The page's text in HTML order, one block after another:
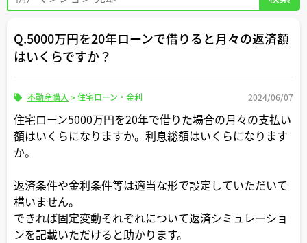
Q.5000万円を20年ローンで借りると月々の返済額
はいくらですか？
不動産購入 >住宅ローン・金利 2024/06/07
住宅ローン5000万円を20年で借りた場合の月々の支払い
額はいくらになりますか。利息総額はいくらになります
か。
返済条件や金利条件等は適当な形で設定していただいて
構いません。
できれば固定変動それぞれについて返済シミュレーショ
ンを記載いただけると助かります。